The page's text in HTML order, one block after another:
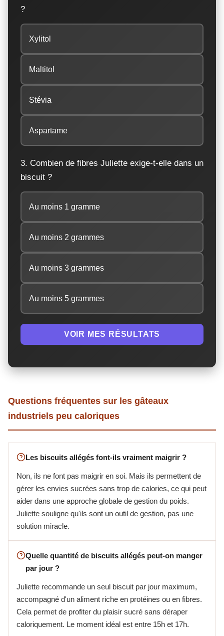
?
Xylitol
Maltitol
Stévia
Aspartame
3. Combien de fibres Juliette exige-t-elle dans un
biscuit ?
Au moins 1 gramme
Au moins 2 grammes
Au moins 3 grammes
Au moins 5 grammes
VOIR MES RÉSULTATS
Questions fréquentes sur les gâteaux
industriels peu caloriques
Les biscuits allégés font-ils vraiment maigrir ?
Non, ils ne font pas maigrir en soi. Mais ils permettent de
gérer les envies sucrées sans trop de calories, ce qui peut
aider dans une approche globale de gestion du poids.
Juliette souligne qu'ils sont un outil de gestion, pas une
solution miracle.
Quelle quantité de biscuits allégés peut-on manger
par jour ?
Juliette recommande un seul biscuit par jour maximum,
accompagné d'un aliment riche en protéines ou en fibres.
Cela permet de profiter du plaisir sucré sans déraper
caloriquement. Le moment idéal est entre 15h et 17h.